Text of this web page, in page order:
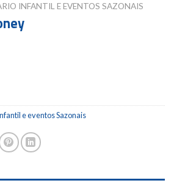
INFANTIL E EVENTOS SAZONAIS
e eventos Sazonais